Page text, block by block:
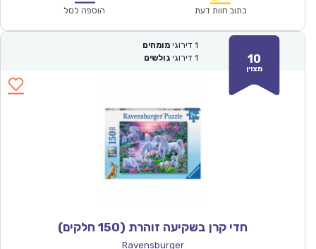
₪60.00.
כתוב חוות דעת הוספה לסל
10
מצוין
1 דירוגי מומחים
1 דירוגי גולשים
חדי קרן בשקיעה זוהרת (150 חלקים)
Ravensburger